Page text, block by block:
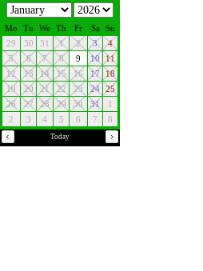
Mo Tu We Th Fr Sa
Su
29
30 31 1 2 3
4
5
6 7 8 9 10
11
12
13 14 15 16 17
18
19
20 21 22 23 24 25
26
27 28 29 30 31
1
2
3 4 5 6 7 8
Today